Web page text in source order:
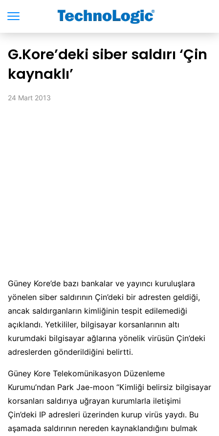
G.Kore’deki siber saldırı ‘Çin
kaynaklı’
24 Mart 2013
Güney Kore’de bazı bankalar ve yayıncı kuruluşlara
yönelen siber saldırının Çin’deki bir adresten geldiği,
ancak saldırganların kimliğinin tespit edilemediği
açıklandı. Yetkililer, bilgisayar korsanlarının altı
kurumdaki bilgisayar ağlarına yönelik virüsün Çin’deki
adreslerden gönderildiğini belirtti.
Güney Kore Telekomünikasyon Düzenleme
Kurumu’ndan Park Jae-moon “Kimliği belirsiz bilgisayar
korsanları saldırıya uğrayan kurumlarla iletişimi
Çin’deki IP adresleri üzerinden kurup virüs yaydı. Bu
aşamada saldırının nereden kaynaklandığını bulmak